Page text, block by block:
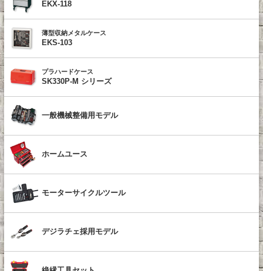
EKX-118
薄型収納メタルケース
EKS-103
プラハードケース
SK330P-M シリーズ
一般機械整備用モデル
ホームユース
モーターサイクルツール
デジラチェ採用モデル